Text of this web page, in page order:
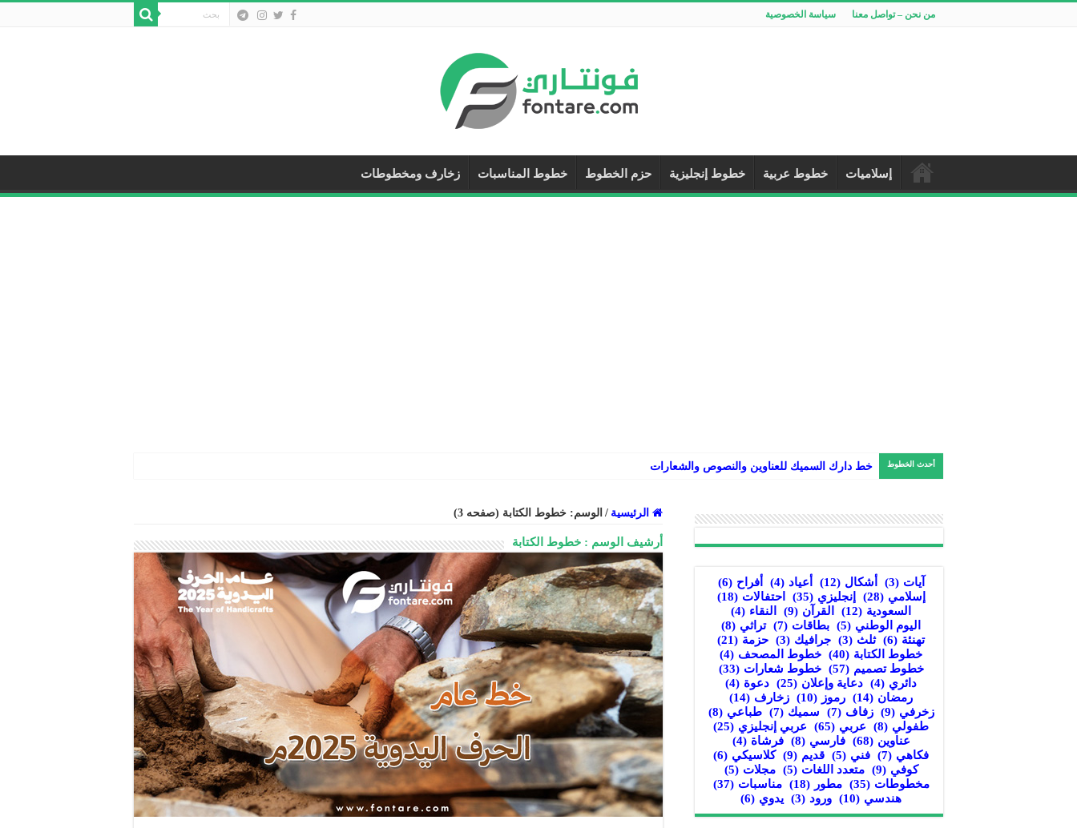
من نحن – تواصل معنا سياسة الخصوصية
إسلاميات خطوط عربية خطوط إنجليزية حزم الخطوط خطوط المناسبات زخارف ومخطوطات
أحدث الخطوط خط دارك السميك للعناوين والنصوص والشعارات عربي إنجليزي فارسي
الرئيسية / الوسم: خطوط الكتابة (صفحه 3)
أرشيف الوسم : خطوط الكتابة
آيات (3) أشكال (12) أعياد (4) أفراح (6)
إسلامي (28) إنجليزي (35) احتفالات (18)
السعودية (12) القرآن (9) النقاء (4)
اليوم الوطني (5) بطاقات (7) تراثي (8)
تهنئة (6) ثلث (3) جرافيك (3) حزمة (21)
خطوط الكتابة (40) خطوط المصحف (4)
خطوط تصميم (57) خطوط شعارات (33)
دائري (4) دعاية وإعلان (25) دعوة (4)
رمضان (14) رموز (10) زخارف (14)
زخرفي (9) زفاف (7) سميك (7) طباعي (8)
طفولي (8) عربي (65) عربي إنجليزي (25)
عناوين (68) فارسي (8) فرشاة (4)
فكاهي (7) فني (5) قديم (9) كلاسيكي (6)
كوفي (9) متعدد اللغات (5) مجلات (5)
مخطوطات (35) مطور (18) مناسبات (37)
هندسي (10) ورود (3) يدوي (6)